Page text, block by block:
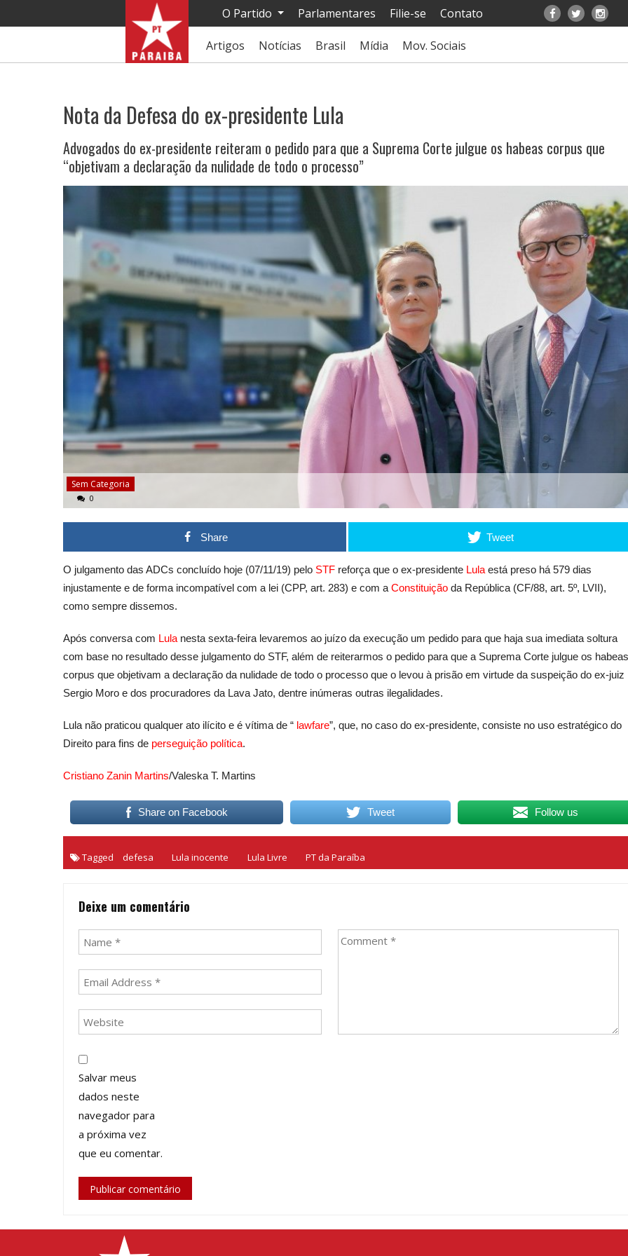
O Partido Parlamentares Filie-se Contato
Artigos Notícias Brasil Mídia Mov. Sociais
Nota da Defesa do ex-presidente Lula
Advogados do ex-presidente reiteram o pedido para que a Suprema Corte julgue os habeas corpus que
“objetivam a declaração da nulidade de todo o processo”
Sem Categoria
0
Share Tweet
O julgamento das ADCs concluído hoje (07/11/19) pelo STF reforça que o ex-presidente Lula está preso há 579 dias
injustamente e de forma incompatível com a lei (CPP, art. 283) e com a Constituição da República (CF/88, art. 5º, LVII),
como sempre dissemos.
Após conversa com Lula nesta sexta-feira levaremos ao juízo da execução um pedido para que haja sua imediata soltura
com base no resultado desse julgamento do STF, além de reiterarmos o pedido para que a Suprema Corte julgue os habeas
corpus que objetivam a declaração da nulidade de todo o processo que o levou à prisão em virtude da suspeição do ex-juiz
Sergio Moro e dos procuradores da Lava Jato, dentre inúmeras outras ilegalidades.
Lula não praticou qualquer ato ilícito e é vítima de “ lawfare”, que, no caso do ex-presidente, consiste no uso estratégico do
Direito para fins de perseguição política.
Cristiano Zanin Martins/Valeska T. Martins
Share on Facebook Tweet Follow us
Tagged defesa Lula inocente Lula Livre PT da Paraíba
Deixe um comentário
Salvar meus
dados neste
navegador para
a próxima vez
que eu comentar.